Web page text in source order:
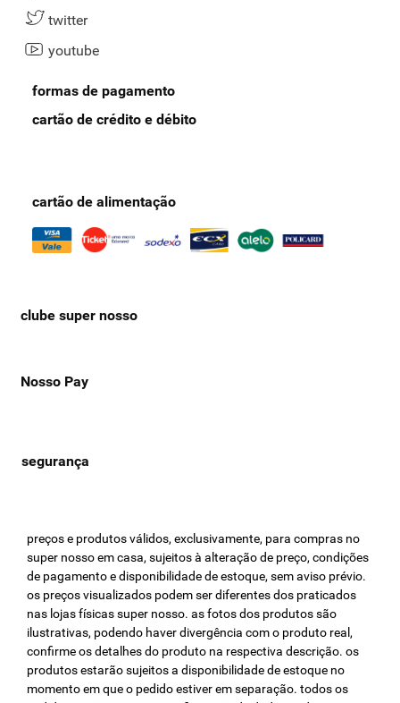
twitter
youtube
formas de pagamento
cartão de crédito e débito
cartão de alimentação
clube super nosso
Nosso Pay
preços e produtos válidos, exclusivamente, para compras no
super nosso em casa, sujeitos à alteração de preço, condições
de pagamento e disponibilidade de estoque, sem aviso prévio.
os preços visualizados podem ser diferentes dos praticados
nas lojas físicas super nosso. as fotos dos produtos são
ilustrativas, podendo haver divergência com o produto real,
confirme os detalhes do produto na respectiva descrição. os
produtos estarão sujeitos a disponibilidade de estoque no
momento em que o pedido estiver em separação. todos os